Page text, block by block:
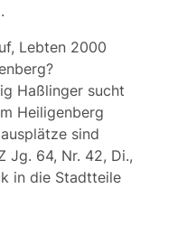
Lebten 2000
Haßlinger sucht
Heiligenberg
sind
Jg. 64, Nr. 42, Di.,
in die Stadtteile